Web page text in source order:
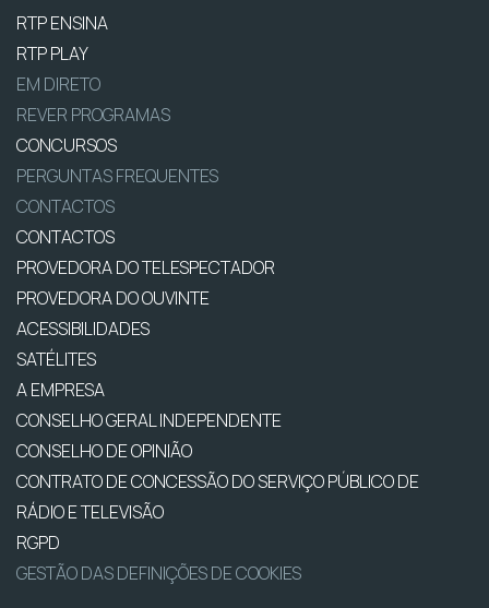
RTP ENSINA
RTP PLAY
EM DIRETO
REVER PROGRAMAS
CONCURSOS
PERGUNTAS FREQUENTES
CONTACTOS
CONTACTOS
PROVEDORA DO TELESPECTADOR
PROVEDORA DO OUVINTE
ACESSIBILIDADES
SATÉLITES
A EMPRESA
CONSELHO GERAL INDEPENDENTE
CONSELHO DE OPINIÃO
CONTRATO DE CONCESSÃO DO SERVIÇO PÚBLICO DE
RÁDIO E TELEVISÃO
RGPD
GESTÃO DAS DEFINIÇÕES DE COOKIES